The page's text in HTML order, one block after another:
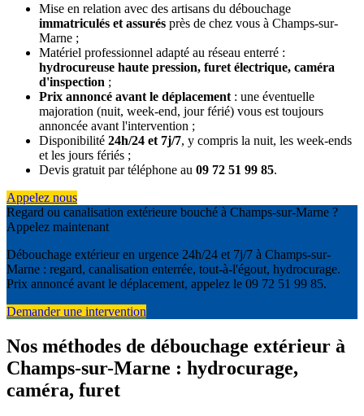
Mise en relation avec des artisans du débouchage
immatriculés et assurés près de chez vous à Champs-sur-
Marne ;
Matériel professionnel adapté au réseau enterré :
hydrocureuse haute pression, furet électrique, caméra
d'inspection ;
Prix annoncé avant le déplacement : une éventuelle
majoration (nuit, week-end, jour férié) vous est toujours
annoncée avant l'intervention ;
Disponibilité 24h/24 et 7j/7, y compris la nuit, les week-ends
et les jours fériés ;
Devis gratuit par téléphone au 09 72 51 99 85.
Appelez nous
Regard ou canalisation extérieure bouché à Champs-sur-Marne ?
Appelez maintenant
Débouchage extérieur en urgence 24h/24 et 7j/7 à Champs-sur-
Marne : regard, canalisation enterrée, tout-à-l'égout, hydrocurage.
Prix annoncé avant le déplacement, appelez le 09 72 51 99 85.
Demander une intervention
Nos méthodes de débouchage extérieur à
Champs-sur-Marne : hydrocurage,
caméra, furet